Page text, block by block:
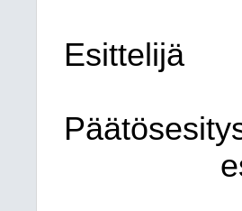
Esittelijä